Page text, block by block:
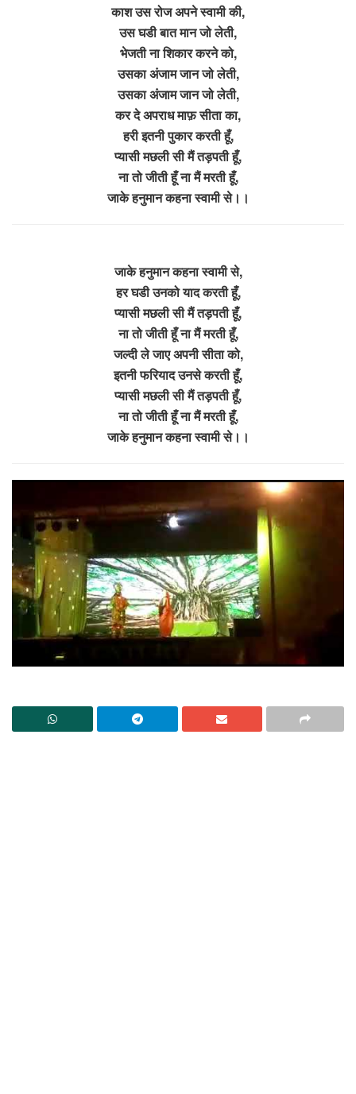
काश उस रोज अपने स्वामी की,
उस घडी बात मान जो लेती,
भेजती ना शिकार करने को,
उसका अंजाम जान जो लेती,
उसका अंजाम जान जो लेती,
कर दे अपराध माफ़ सीता का,
हरी इतनी पुकार करती हूँ,
प्यासी मछली सी मैं तड़पती हूँ,
ना तो जीती हूँ ना मैं मरती हूँ,
जाके हनुमान कहना स्वामी से।।
जाके हनुमान कहना स्वामी से,
हर घडी उनको याद करती हूँ,
प्यासी मछली सी मैं तड़पती हूँ,
ना तो जीती हूँ ना मैं मरती हूँ,
जल्दी ले जाए अपनी सीता को,
इतनी फरियाद उनसे करती हूँ,
प्यासी मछली सी मैं तड़पती हूँ,
ना तो जीती हूँ ना मैं मरती हूँ,
जाके हनुमान कहना स्वामी से।।